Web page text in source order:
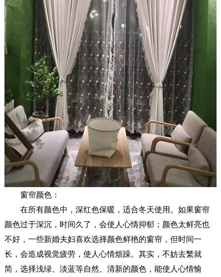
窗帘颜色：
在所有颜色中，深红色保暖，适合冬天使用。如果窗帘
颜色过于深沉，时间久了，会使人心情抑郁；颜色太鲜亮也
不好，一些新婚夫妇喜欢选择颜色鲜艳的窗帘，但时间一
长，会造成视觉疲劳，使人心情烦躁。其实，不妨去繁就
简，选择浅绿、淡蓝等自然、清新的颜色，能使人心情愉